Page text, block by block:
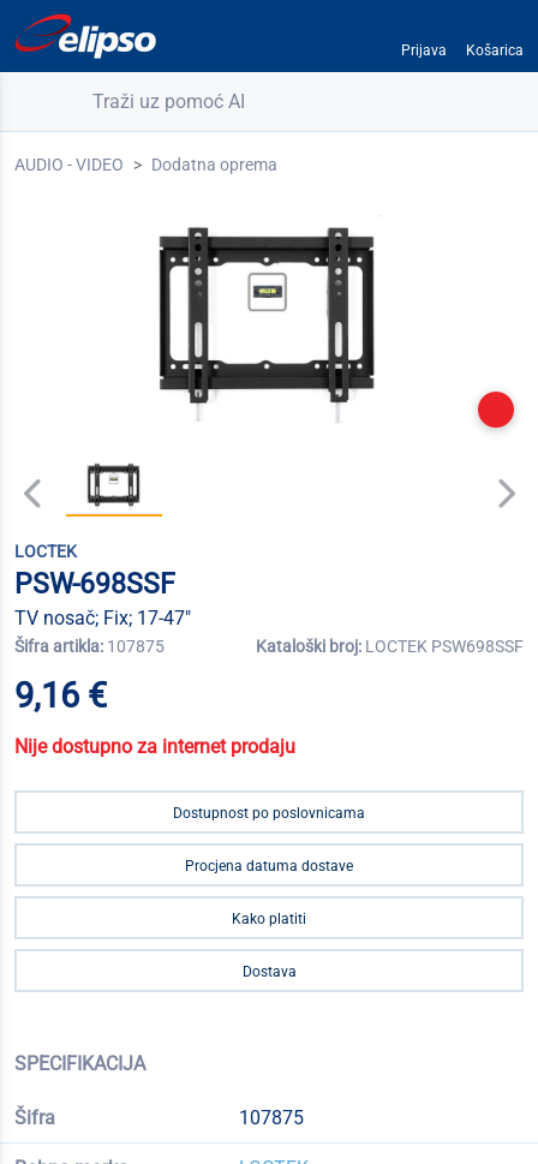
Prijava Košarica
Traži uz pomoć AI
AUDIO - VIDEO Dodatna oprema
LOCTEK
PSW-698SSF
TV nosač; Fix; 17-47"
Šifra artikla: 107875 Kataloški broj: LOCTEK PSW698SSF
9,16 €
Nije dostupno za internet prodaju
Dostupnost po poslovnicama
Procjena datuma dostave
Kako platiti
Dostava
SPECIFIKACIJA
Šifra 107875